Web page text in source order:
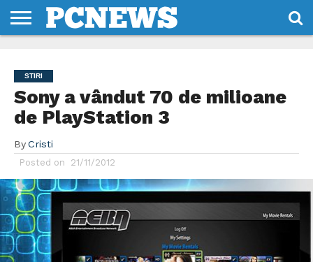
NOI
SI
CONDITII
STIRI
Sony a vândut 70 de milioane
de PlayStation 3
By Cristi
Posted on 21/11/2012